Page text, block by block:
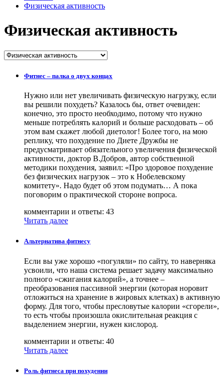
Физическая активность
Физическая активность
Фитнес – палка о двух концах
Нужно или нет увеличивать физическую нагрузку, если
вы решили похудеть? Казалось бы, ответ очевиден:
конечно, это просто необходимо, потому что нужно
меньше потреблять калорий и больше расходовать – об
этом вам скажет любой диетолог! Более того, на мою
реплику, что похудение по Диете Дружбы не
предусматривает обязательного увеличения физической
активности, доктор В.Добров, автор собственной
методики похудения, заявил: «Про здоровое похудение
без физических нагрузок – это к Нобелевскому
комитету». Надо будет об этом подумать… А пока
поговорим о практической стороне вопроса.
комментарии и ответы: 43
Читать далее
Альтернатива фитнесу
Если вы уже хорошо «погуляли» по сайту, то наверняка
усвоили, что наша система решает задачу максимально
полного «сжигания калорий», а точнее –
преобразования пассивной энергии (которая норовит
отложиться на хранение в жировых клетках) в активную
форму. Для того, чтобы пресловутые калории «сгорели»,
то есть чтобы произошла окислительная реакция с
выделением энергии, нужен кислород.
комментарии и ответы: 40
Читать далее
Роль фитнеса при похудении